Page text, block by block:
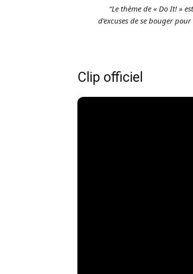
“Le thème de « Do It! »
d’excuses de se bouger
Clip officiel